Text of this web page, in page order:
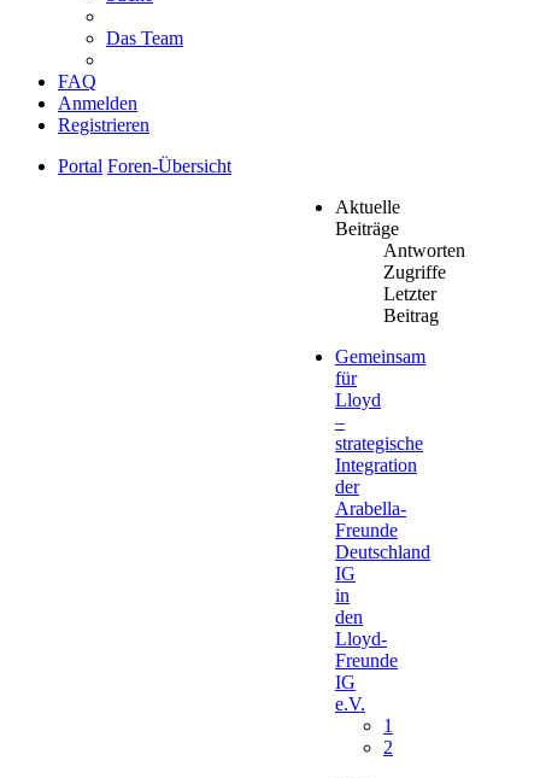
Das Team
FAQ
Anmelden
Registrieren
Portal Foren-Übersicht
Aktuelle
Beiträge
Antworten
Zugriffe
Letzter
Beitrag
Gemeinsam
für
Lloyd
–
strategische
Integration
der
Arabella-
Freunde
Deutschland
IG
in
den
Lloyd-
Freunde
IG
e.V.
1
2